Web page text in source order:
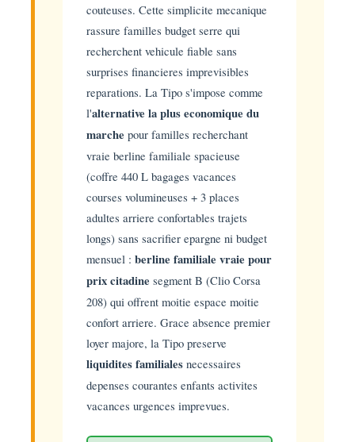
couteuses. Cette simplicite mecanique
rassure familles budget serre qui
recherchent vehicule fiable sans
surprises financieres imprevisibles
reparations. La Tipo s'impose comme
l'alternative la plus economique du
marche pour familles recherchant
vraie berline familiale spacieuse
(coffre 440 L bagages vacances
courses volumineuses + 3 places
adultes arriere confortables trajets
longs) sans sacrifier epargne ni budget
mensuel : berline familiale vraie pour
prix citadine segment B (Clio Corsa
208) qui offrent moitie espace moitie
confort arriere. Grace absence premier
loyer majore, la Tipo preserve
liquidites familiales necessaires
depenses courantes enfants activites
vacances urgences imprevues.